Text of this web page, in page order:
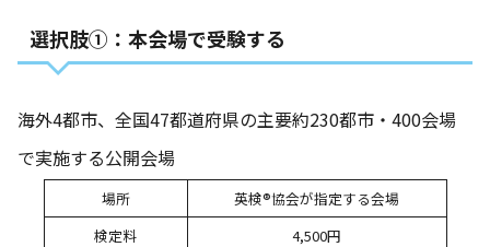
選択肢①：本会場で受験する
海外4都市、全国47都道府県の主要約230都市・400会場
で実施する公開会場
場所
英検®協会が指定する会場
検定料
4,500円